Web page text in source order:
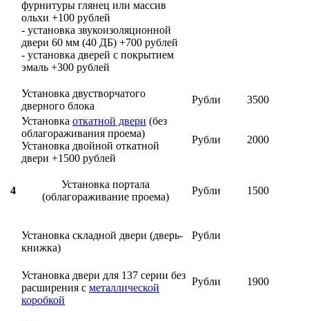
фурнитуры глянец или массив
ольхи +100 рублей
- установка звукоизоляционной
двери 60 мм (40 ДБ) +700 рублей
- установка дверей с покрытием
эмаль +300 рублей
Установка двустворчатого
дверного блока
Рубли
3500
Установка откатной двери (без
облагораживания проема)
Установка двойной откатной
двери +1500 рублей
Рубли 2000
4
Установка портала
(облагораживание проема)
Рубли 1500
Установка складной двери (дверь-
книжка)
Рубли
Установка двери для 137 серии без
расширения с металлической
коробкой
Рубли 1900